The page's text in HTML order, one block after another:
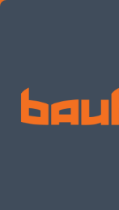
PIMENDAV CREYA